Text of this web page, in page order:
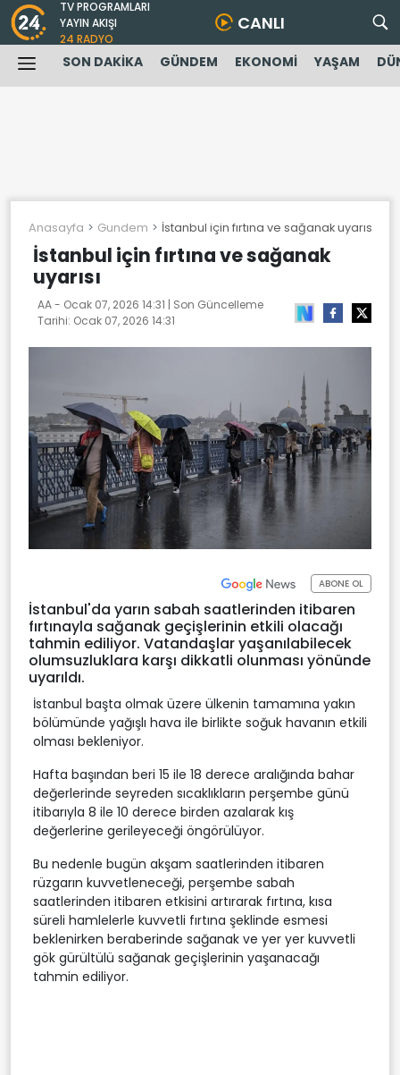
TV PROGRAMLARI
YAYIN AKIŞI
24 RADYO
CANLI
SON DAKİKA GÜNDEM EKONOMİ YAŞAM
Anasayfa Gundem İstanbul için fırtına ve sağanak uyarısı
İstanbul için fırtına ve sağanak
uyarısı
AA - Ocak 07, 2026 14:31 | Son Güncelleme
Tarihi: Ocak 07, 2026 14:31
ABONE OL
İstanbul'da yarın sabah saatlerinden itibaren
fırtınayla sağanak geçişlerinin etkili olacağı
tahmin ediliyor. Vatandaşlar yaşanılabilecek
olumsuzluklara karşı dikkatli olunması yönünde
uyarıldı.
İstanbul başta olmak üzere ülkenin tamamına yakın
bölümünde yağışlı hava ile birlikte soğuk havanın etkili
olması bekleniyor.
Hafta başından beri 15 ile 18 derece aralığında bahar
değerlerinde seyreden sıcaklıkların perşembe günü
itibarıyla 8 ile 10 derece birden azalarak kış
değerlerine gerileyeceği öngörülüyor.
Bu nedenle bugün akşam saatlerinden itibaren
rüzgarın kuvvetleneceği, perşembe sabah
saatlerinden itibaren etkisini artırarak fırtına, kısa
süreli hamlelerle kuvvetli fırtına şeklinde esmesi
beklenirken beraberinde sağanak ve yer yer kuvvetli
gök gürültülü sağanak geçişlerinin yaşanacağı
tahmin ediliyor.